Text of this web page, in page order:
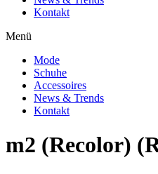
Kontakt
Menü
Mode
Schuhe
Accessoires
News & Trends
Kontakt
m2 (Recolor)